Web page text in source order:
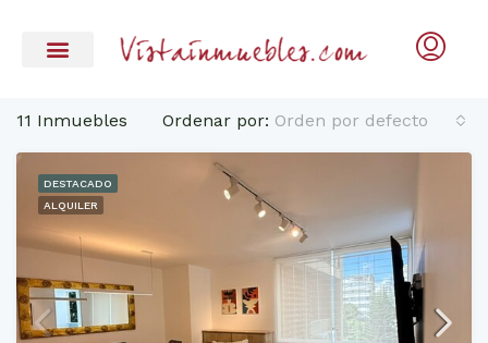
11 Inmuebles Ordenar por: Orden por defecto
DESTACADO
ALQUILER